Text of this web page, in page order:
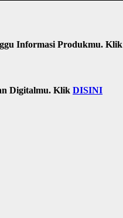
Informasi Produkmu. Klik
Digitalmu. Klik DISINI